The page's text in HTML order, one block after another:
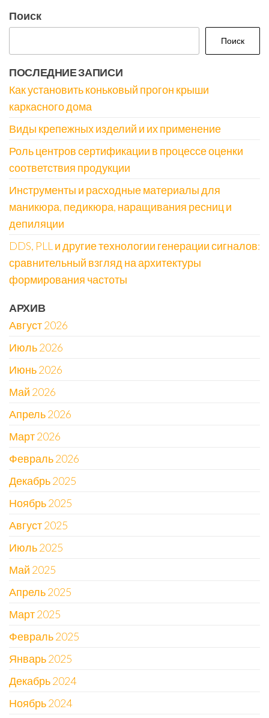
Поиск
Поиск
ПОСЛЕДНИЕ ЗАПИСИ
Как установить коньковый прогон крыши
каркасного дома
Виды крепежных изделий и их применение
Роль центров сертификации в процессе оценки
соответствия продукции
Инструменты и расходные материалы для
маникюра, педикюра, наращивания ресниц и
депиляции
DDS, PLL и другие технологии генерации сигналов:
сравнительный взгляд на архитектуры
формирования частоты
АРХИВ
Август 2026
Июль 2026
Июнь 2026
Май 2026
Апрель 2026
Март 2026
Февраль 2026
Декабрь 2025
Ноябрь 2025
Август 2025
Июль 2025
Май 2025
Апрель 2025
Март 2025
Февраль 2025
Январь 2025
Декабрь 2024
Ноябрь 2024